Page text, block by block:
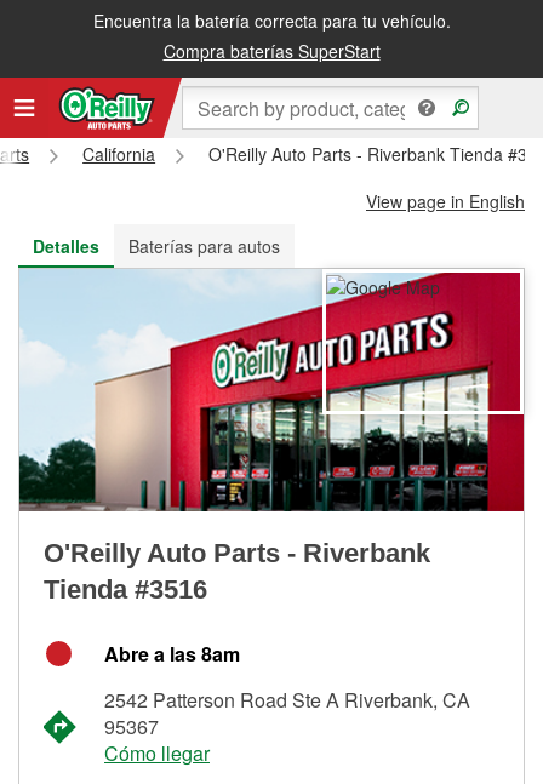
Encuentra la batería correcta para tu vehículo.
Compra baterías SuperStart
Recibe tu orden gratis al día siguiente o recógela en la tienda
California
O'Reilly Auto Parts - Riverbank Tienda
View page in English
Detalles
Baterías para autos
O'Reilly Auto Parts - Riverbank
Tienda #3516
Abre a las 8am
2542 Patterson Road Ste A Riverbank, CA
95367
Cómo llegar